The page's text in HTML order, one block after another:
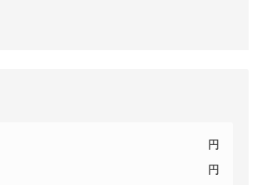
円
円